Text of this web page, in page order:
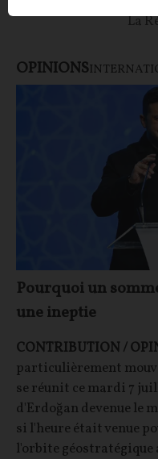
La
OPINIONS
Pourquoi un
une ineptie
CONTRIBUTION /
particulièrement
se réunit ce mardi 7
d'Erdoğan devenue le
si l'heure était venue
l'orbite géostratégique